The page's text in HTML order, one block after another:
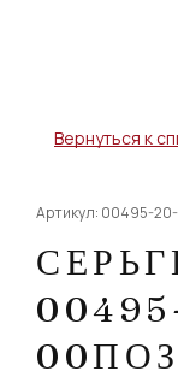
Вернуться к
Артикул: 00495-